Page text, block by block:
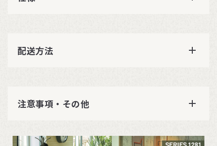
配送方法
注意事項・その他